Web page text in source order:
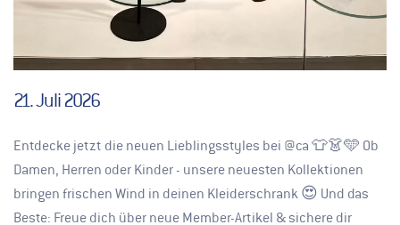
21. Juli 2026
Entdecke jetzt die neuen Lieblingsstyles bei @ca 👕👗🩵 Ob
Damen, Herren oder Kinder - unsere neuesten Kollektionen
bringen frischen Wind in deinen Kleiderschrank 😍 Und das
Beste: Freue dich über neue Member-Artikel & sichere dir